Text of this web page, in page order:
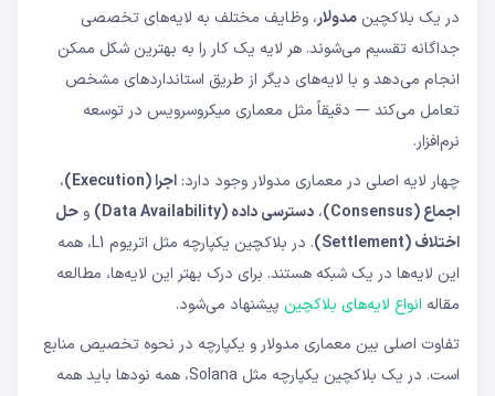
در یک بلاکچین مدولار، وظایف مختلف به لایه‌های تخصصی
جداگانه تقسیم می‌شوند. هر لایه یک کار را به بهترین شکل ممکن
انجام می‌دهد و با لایه‌های دیگر از طریق استانداردهای مشخص
تعامل می‌کند — دقیقاً مثل معماری میکروسرویس در توسعه
نرم‌افزار.
چهار لایه اصلی در معماری مدولار وجود دارد: اجرا (Execution)
،
اجماع (Consensus)
، دسترسی داده (Data Availability) و حل
اختلاف (Settlement)
. در بلاکچین یکپارچه مثل اتریوم L1، همه
این لایه‌ها در یک شبکه هستند. برای درک بهتر این لایه‌ها، مطالعه
مقاله انواع لایه‌های بلاکچین پیشنهاد می‌شود.
تفاوت اصلی بین معماری مدولار و یکپارچه در نحوه تخصیص منابع
است. در یک بلاکچین یکپارچه مثل Solana، همه نودها باید همه